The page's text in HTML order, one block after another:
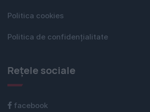
Politica cookies
Politica de confidențialitate
Rețele sociale
facebook